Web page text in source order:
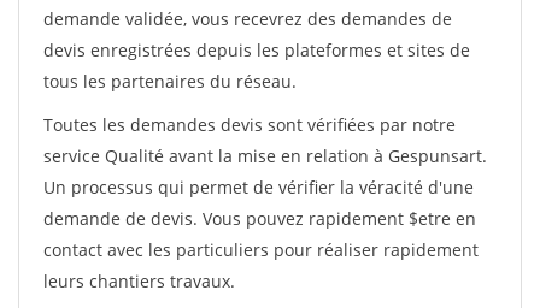
demande validée, vous recevrez des demandes de
devis enregistrées depuis les plateformes et sites de
tous les partenaires du réseau.
Toutes les demandes devis sont vérifiées par notre
service Qualité avant la mise en relation à Gespunsart.
Un processus qui permet de vérifier la véracité d'une
demande de devis. Vous pouvez rapidement $etre en
contact avec les particuliers pour réaliser rapidement
leurs chantiers travaux.